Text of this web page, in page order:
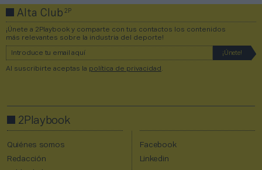
Alta Club2P
¡Únete a 2Playbook y comparte con tus contactos los contenidos
más relevantes sobre la industria del deporte!
Al suscribirte aceptas la política de privacidad .
2Playbook
Quiénes somos
Redacción
Facebook
Linkedin